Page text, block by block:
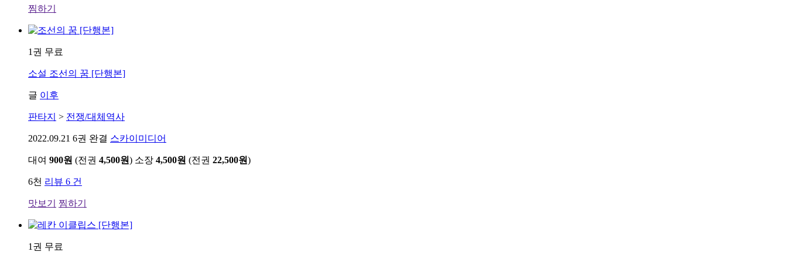
찜하기
1권 무료
소설 조선의 꿈 [단행본]
글 이후
판타지 > 전쟁/대체역사
2022.09.21 6권 완결 스카이미디어
대여 900원 (전권 4,500원) 소장 4,500원 (전권 22,500원)
6천 리뷰 6 건
맛보기 찜하기
1권 무료